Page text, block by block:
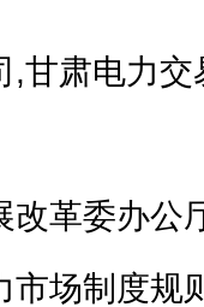
,甘肃电力
改革委办公
市场制度规